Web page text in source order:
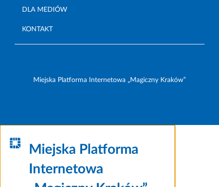
DLA MEDIÓW
KONTAKT
Miejska Platforma Internetowa „Magiczny Kraków”
Miejska Platforma
Internetowa